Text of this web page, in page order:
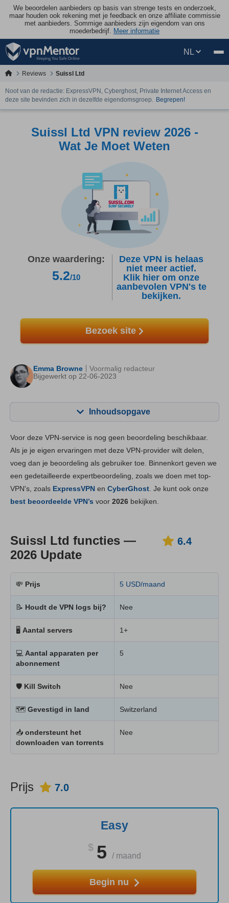
We beoordelen aanbieders op basis van strenge tests en onderzoek,
maar houden ook rekening met je feedback en onze affiliate commissie
met aanbieders. Sommige aanbieders zijn eigendom van ons
moederbedrijf. Meer informatie
NL
Reviews Suissl Ltd
Noot van de redactie: ExpressVPN, Cyberghost, Private Internet Access en
deze site bevinden zich in dezelfde eigendomsgroep. Begrepen!
Suissl Ltd VPN review 2026 -
Wat Je Moet Weten
Onze waardering:
5.2/10
Deze VPN is helaas
niet meer actief.
Klik hier om onze
aanbevolen VPN's te
bekijken.
Bezoek site
Emma Browne
Bijgewerkt op 22-06-2023
Voormalig redacteur
Inhoudsopgave
Belangrijkste functies 6.4
Installatie en apps 6.6
Betrouwbaarheid & Ondersteuning 6.4
Voor deze VPN-service is nog geen beoordeling beschikbaar.
Als je je eigen ervaringen met deze VPN-provider wilt delen,
voeg dan je beoordeling als gebruiker toe. Binnenkort geven we
een gedetailleerde expertbeoordeling, zoals we doen met top-
VPN's, zoals ExpressVPN en CyberGhost . Je kunt ook onze
best beoordeelde VPN’s voor 2026 bekijken.
Suissl Ltd functies —
2026 Update
6.4
💸 Prijs 5 USD/maand
📝 Houdt de VPN logs bij? Nee
🖥 Aantal servers 1+
💻 Aantal apparaten per
abonnement
5
🛡 Kill Switch Nee
🗺 Gevestigd in land Switzerland
📥 ondersteunt het
downloaden van torrents
Nee
Prijs 7.0
Easy
$ 5 / maand
Begin nu